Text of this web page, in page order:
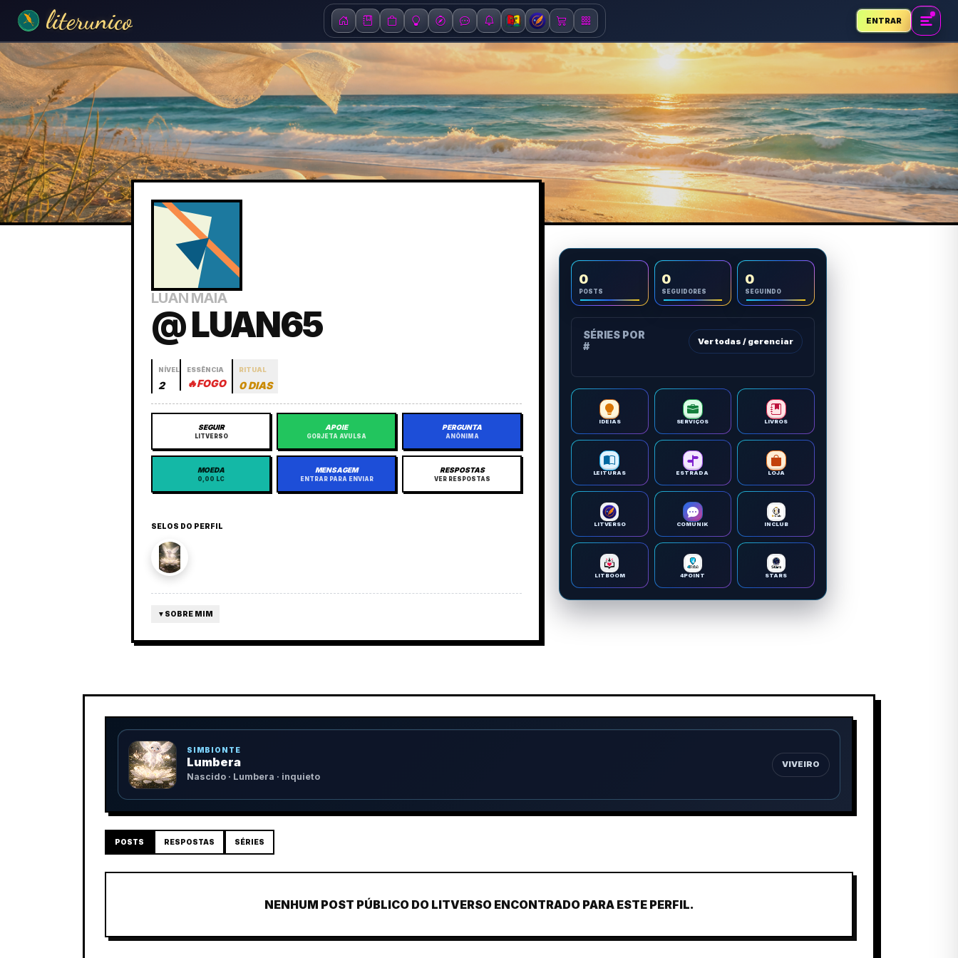
literunico ENTRAR
LUAN MAIA
@ LUAN65
NÍVEL
2
ESSÊNCIA
🔥FOGO
RITUAL
0 DIAS
SEGUIR
LITVERSO
APOIE
GORJETA AVULSA
PERGUNTA
ANÔNIMA
MOEDA
0,00 LC
MENSAGEM
ENTRAR PARA ENVIAR
RESPOSTAS
VER RESPOSTAS
SELOS DO PERFIL
▼ SOBRE MIM
0
POSTS
0
SEGUIDORES
0
SEGUINDO
SÉRIES POR
#
Ver todas / gerenciar
IDEIAS SERVIÇOS LIVROS
LEITURAS ESTRADA LOJA
LITVERSO COMUNIK INCLUB
LITBOOM 4POINT STARS
SIMBIONTE
Lumbera
Nascido · Lumbera · inquieto
VIVEIRO
POSTS RESPOSTAS SÉRIES
NENHUM POST PÚBLICO DO LITVERSO ENCONTRADO PARA ESTE PERFIL.